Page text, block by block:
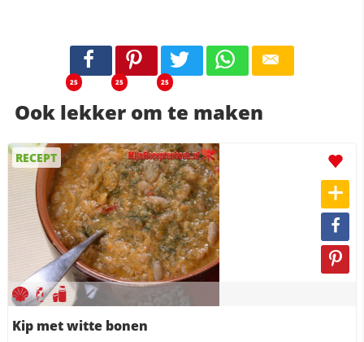
25 25 25
Ook lekker om te maken
RECEPT
Kip met witte bonen